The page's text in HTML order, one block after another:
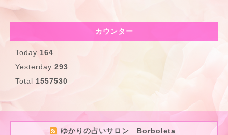
カウンター
Today 164
Yesterday 293
Total 1557530
ゆかりの占いサロン Borboleta